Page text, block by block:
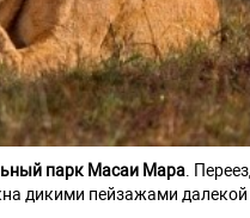
парк Масаи Мара.
дикими пейзажами далекой